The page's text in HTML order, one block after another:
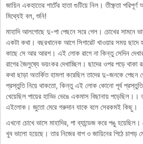
জায়িন একহাতের শার্টের হাতা গুটিয়ে নিল। তীক্ষ্ণতা
মিথ্যেই বল, শুনি!
মাহাদি আলগোছে দু-পা পেছনে সরে গেল। চোখের সামনে
একটা কথা। বছরখানেক আগে সিগারেট খাওয়ার সময় ছাদে
কাছে সে আর আরশ। এই লোক রাগে না কিন্তু সেদিন
রাগের জৈলুষ্যে ভয়ংকর দেখাচ্ছিল। ছাদের ওপর পড়ে থাকা
কথা ছাড়া অতর্কিত হামলা করেছিল তাদের দু-জনকে পেছন
প্রস্তুতি নিয়ে থাকতো, কিন্তু এই লোক কোনো পূর্ব প্রস্তুতি
খেয়েছিল পায়ের হাড্ডি ভেঙে একমাস বিছানায় পড়েছিল।।
এইলোক। জুতো মেরে গরুদান যাকে বলে সেরকমই কিছু।
এখনো চোখে ভাসে মাহাদির, পা ব্যান্ডেজ করে পঙু
খুব ভালো হয়েছে। তার নিজের বাপ ও জায়িনের পিঠে চাপড়